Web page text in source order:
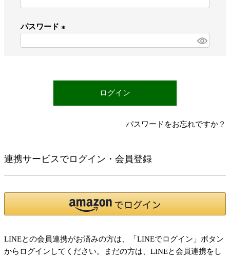
パスワード
)
ログイン
パスワードをお忘れですか？
連携サービスでログイン・会員登録
LINEとの会員連携がお済みの方は、「LINEでログイン」ボタン
からログインしてください。まだの方は、 LINEと会員連携をし